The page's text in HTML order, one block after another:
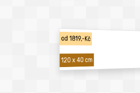
od 1819,-Kč
120 x 40 cm